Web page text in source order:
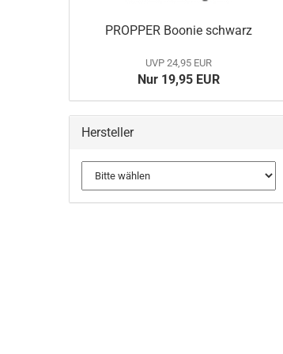
DANNER Boots
Gummistiefel
HAIX Boots
Socken
PROPPER Boonie schwarz
UVP 24,95 EUR
Nur 19,95 EUR
Hersteller